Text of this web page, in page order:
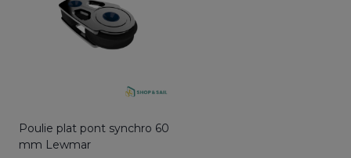
Poulie plat pont synchro 60
mm Lewmar